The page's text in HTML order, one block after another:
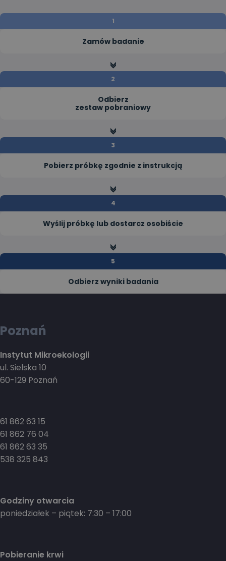
Zamów badanie
>>
Odbierz
zestaw pobraniowy
>>
Pobierz próbkę zgodnie z instrukcją
>>
Wyślij próbkę lub dostarcz osobiście
>>
Odbierz wyniki badania
Poznań
Instytut Mikroekologii
ul. Sielska 10
60-129 Poznań
61 862 63 15
61 862 76 04
61 862 63 35
538 325 843
Godziny otwarcia
poniedziałek – piątek: 7:30 – 17:00
Pobieranie krwi